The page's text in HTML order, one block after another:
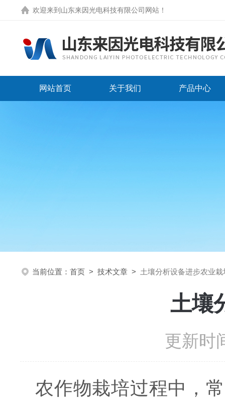
欢迎来到 山东来因光电科技有限公司网站 ！
网站首页 关于我们 产品中心
当前位置： 首页 > 技术文章 > 土壤分析设备进步农业栽
土壤
更新时
农作物栽培过程中，